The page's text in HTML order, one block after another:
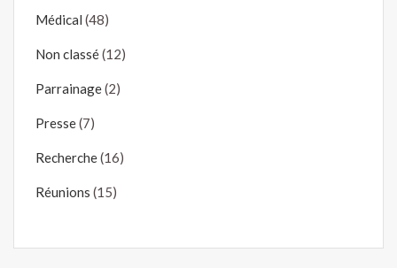
Médical (48)
Non classé(12)
Parrainage(2)
Presse(7)
Recherche(16)
Réunions (15)